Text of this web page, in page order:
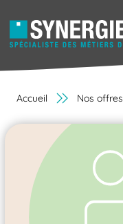
Accueil Nos offres